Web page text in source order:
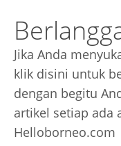
Jika Anda
klik disini untuk
dengan begitu
artikel setiap ada
Helloborneo.com